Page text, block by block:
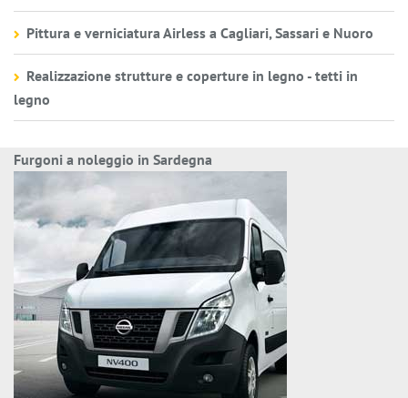
Pittura e verniciatura Airless a Cagliari, Sassari e Nuoro
Realizzazione strutture e coperture in legno - tetti in
legno
Furgoni a noleggio in Sardegna